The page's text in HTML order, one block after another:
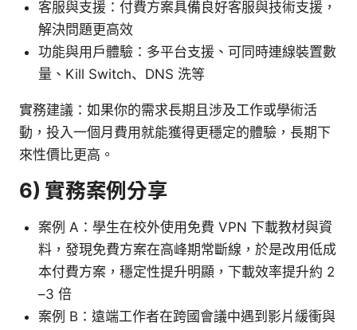
客服與支援：付費方案具備良好客服與技術支援，
解決問題更高效
功能與用戶體驗：多平台支援、可同時連線裝置數
量、Kill Switch、DNS 洗等
實務建議：如果你的需求長期且涉及工作或學術活
動，投入一個月費用就能獲得更穩定的體驗，長期下
來性價比更高。
6) 實務案例分享
案例 A：學生在校外使用免費 VPN 下載教材與資
料，發現免費方案在高峰期常斷線，於是改用低成
本付費方案，穩定性提升明顯，下載效率提升約 2
–3 倍
案例 B：遠端工作者在跨國會議中遇到影片緩衝與